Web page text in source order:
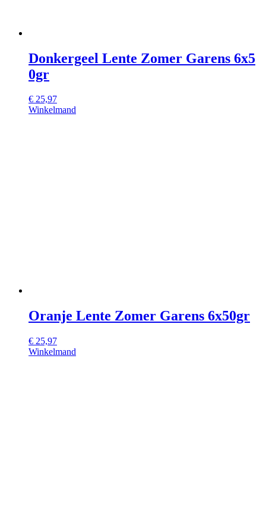
Donkergeel Lente Zomer Garens 6x5
0gr
€ 25,97
Winkelmand
Oranje Lente Zomer Garens 6x50gr
€ 25,97
Winkelmand